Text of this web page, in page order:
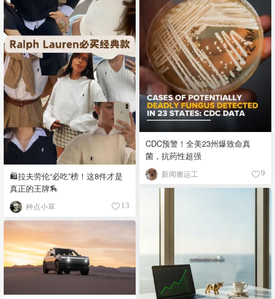
CDC预警！全美23州爆致命真
菌，抗药性超强
新闻搬运工 9
🛍️拉夫劳伦“必吃”榜！这8件才是
真正的王牌🏇
种点小草 13